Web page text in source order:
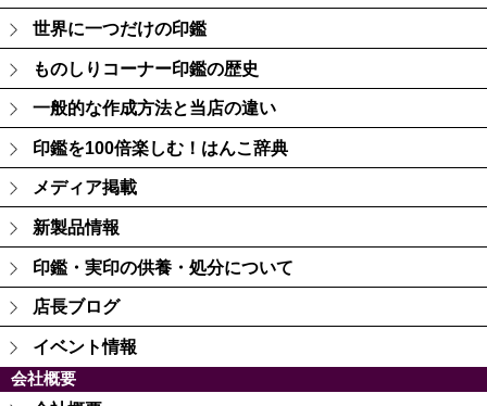
世界に一つだけの印鑑
ものしりコーナー印鑑の歴史
一般的な作成方法と当店の違い
印鑑を100倍楽しむ！はんこ辞典
メディア掲載
新製品情報
印鑑・実印の供養・処分について
店長ブログ
イベント情報
会社概要